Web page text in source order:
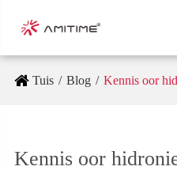
Tuis Blog Kennis oor
Kennis oor